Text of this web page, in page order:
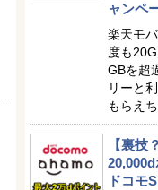
ャンペ
楽天モ
度も
GBを超
リーと
もらえ
【裏技
ドコモ